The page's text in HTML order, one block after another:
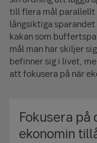
till flera mål parallellt
långsiktiga
kakan som
mål man har skiljer
befinner sig i livet,
att fokusera på när
Fokusera
ekonomin